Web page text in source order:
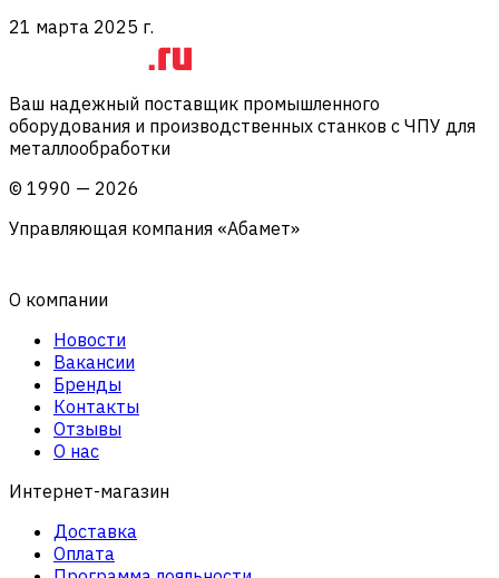
21 марта 2025 г.
Ваш надежный поставщик промышленного
оборудования и производственных станков с ЧПУ для
металлообработки
© 1990 — 2026
Управляющая компания «Абамет»
О компании
Новости
Вакансии
Бренды
Контакты
Отзывы
О нас
Интернет-магазин
Доставка
Оплата